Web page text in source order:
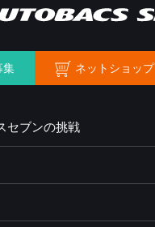
集 ネットショップ
セブンの挑戦